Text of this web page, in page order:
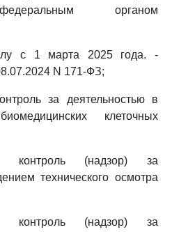
органом
с 1 марта 2025 года. -
N 171-ФЗ;
за деятельностью в
клеточных
контроль (надзор) за
технического осмотра
контроль (надзор) за